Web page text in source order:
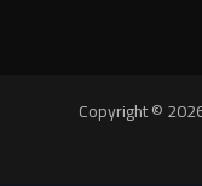
Copyright ©